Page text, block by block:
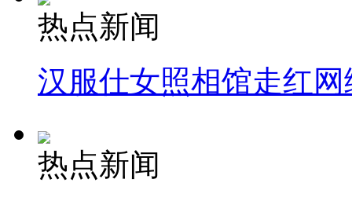
热点新闻
汉服仕女照相馆走红网
热点新闻